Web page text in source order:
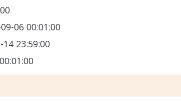
06 00:01:00
14 23:59:00